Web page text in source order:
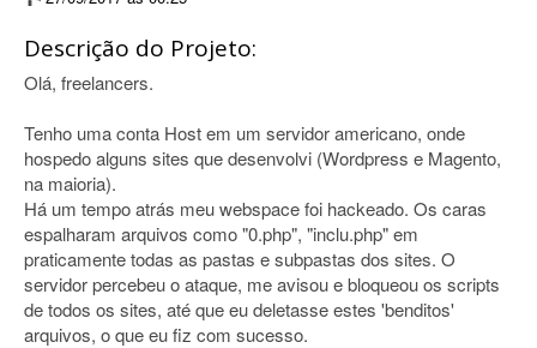
Descrição do Projeto:
Olá, freelancers.
Tenho uma conta Host em um servidor americano, onde
hospedo alguns sites que desenvolvi (Wordpress e Magento,
na maioria).
Há um tempo atrás meu webspace foi hackeado. Os caras
espalharam arquivos como "0.php", "inclu.php" em
praticamente todas as pastas e subpastas dos sites. O
servidor percebeu o ataque, me avisou e bloqueou os scripts
de todos os sites, até que eu deletasse estes 'benditos'
arquivos, o que eu fiz com sucesso.